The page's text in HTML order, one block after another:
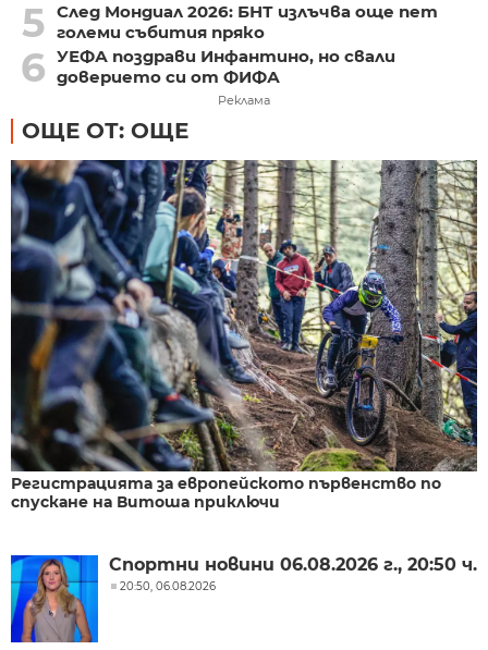
5 След Мондиал 2026: БНТ излъчва още пет
големи събития пряко
6 УЕФА поздрави Инфантино, но свали
доверието си от ФИФА
Реклама
ОЩЕ ОТ: ОЩЕ
Регистрацията за европейското първенство по
спускане на Витоша приключи
Спортни новини 06.08.2026 г., 20:50 ч.
20:50, 06.08.2026